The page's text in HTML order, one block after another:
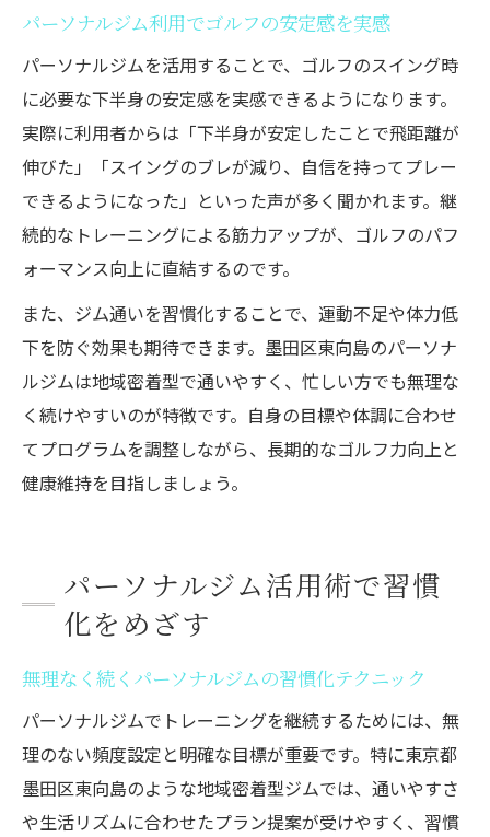
パーソナルジム利用でゴルフの安定感を実感
パーソナルジムを活用することで、ゴルフのスイング時
に必要な下半身の安定感を実感できるようになります。
実際に利用者からは「下半身が安定したことで飛距離が
伸びた」「スイングのブレが減り、自信を持ってプレー
できるようになった」といった声が多く聞かれます。継
続的なトレーニングによる筋力アップが、ゴルフのパフ
ォーマンス向上に直結するのです。
また、ジム通いを習慣化することで、運動不足や体力低
下を防ぐ効果も期待できます。墨田区東向島のパーソナ
ルジムは地域密着型で通いやすく、忙しい方でも無理な
く続けやすいのが特徴です。自身の目標や体調に合わせ
てプログラムを調整しながら、長期的なゴルフ力向上と
健康維持を目指しましょう。
パーソナルジム活用術で習慣
化をめざす
無理なく続くパーソナルジムの習慣化テクニック
パーソナルジムでトレーニングを継続するためには、無
理のない頻度設定と明確な目標が重要です。特に東京都
墨田区東向島のような地域密着型ジムでは、通いやすさ
や生活リズムに合わせたプラン提案が受けやすく、習慣